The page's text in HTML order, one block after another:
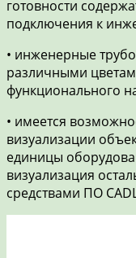
готовности
подключения к
• инженерные
различными
функционального
• имеется
визуализации
единицы
визуализация
средствами ПО